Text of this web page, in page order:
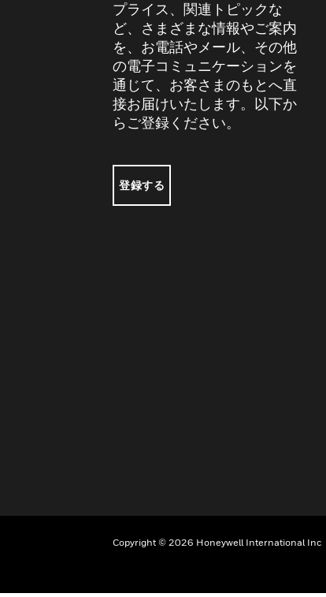
プライス、関連トピックな
ど、さまざまな情報やご案内
を、お電話やメール、その他
の電子コミュニケーションを
通じて、お客さまのもとへ直
接お届けいたします。以下か
らご登録ください。
登録する
Copyright © 2026 Honeywell International Inc